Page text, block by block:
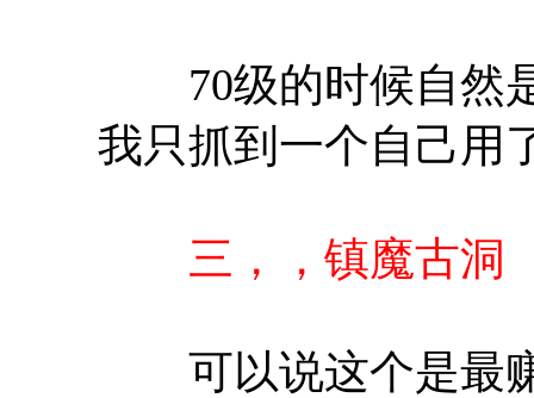
70级的时候自然是
我只抓到一个自己用
三，，镇魔古洞
可以说这个是最